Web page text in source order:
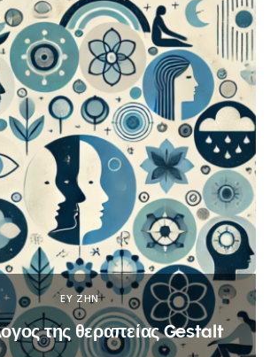
ΕΥ ΖΗΝ
της θεραπείας Gestalt